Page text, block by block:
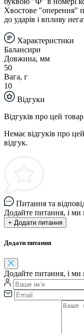
Хвостове "оперення"
до ударів і впливу
Характеристики
Балансири
Довжина, мм
50
Вага, г
10
Відгуки
Відгуків про цей
Немає відгуків про
відгук.
Питання та
Додайте питання, і
+ Додати питання
Додати питання
Додайте питання, і